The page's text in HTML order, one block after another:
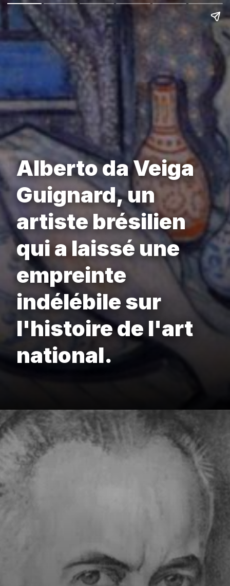
Alberto da Veiga
Guignard, un
artiste brésilien
qui a laissé une
empreinte
indélébile sur
l'histoire de l'art
national.